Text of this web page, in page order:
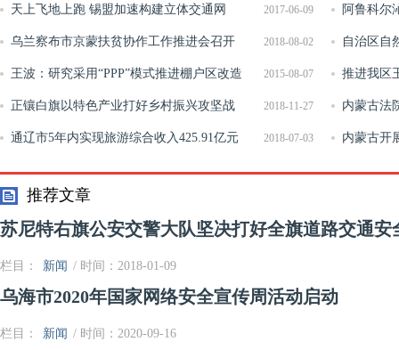
2017-06-09
天上飞地上跑 锡盟加速构建立体交通网 阿鲁科尔
范区
2018-08-02
乌兰察布市京蒙扶贫协作工作推进会召开 自治区自
地储备工作
2015-08-07
王波：研究采用“PPP”模式推进棚户区改造 推进我区
一体化
2018-11-27
正镶白旗以特色产业打好乡村振兴攻坚战 内蒙古法
2018-07-03
通辽市5年内实现旅游综合收入425.91亿元 内蒙古开
整治
推荐文章
苏尼特右旗公安交警大队坚决打好全旗道路交通安
栏目： 新闻 / 时间：2018-01-09
乌海市2020年国家网络安全宣传周活动启动
栏目： 新闻 / 时间：2020-09-16